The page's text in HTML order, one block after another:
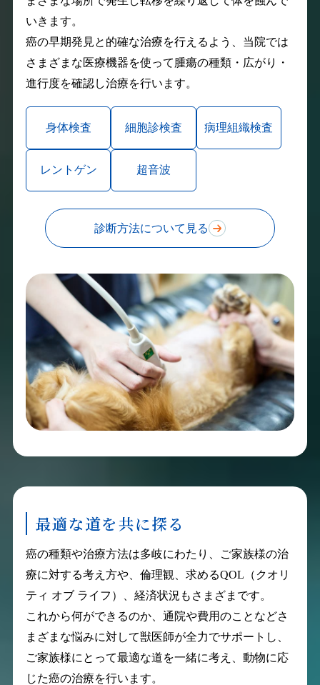
いきます。
癌の早期発見と的確な治療を行えるよう、当院では
さまざまな医療機器を使って腫瘍の種類・広がり・
進行度を確認し治療を行います。
身体検査 細胞診検査 病理組織検査
レントゲン 超音波
診断方法について見る
最適な道を共に探る
癌の種類や治療方法は多岐にわたり、ご家族様の治
療に対する考え方や、倫理観、求めるQOL（クオリ
ティ オブ ライフ）、経済状況もさまざまです。
これから何ができるのか、通院や費用のことなどさ
まざまな悩みに対して獣医師が全力でサポートし、
ご家族様にとって最適な道を一緒に考え、動物に応
じた癌の治療を行います。